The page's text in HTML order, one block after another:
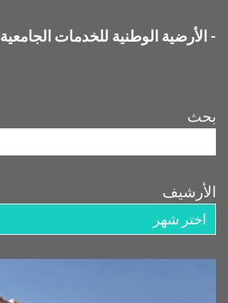
- الأرضية الوطنية للخدمات الجامعية
بحث
الأرشيف